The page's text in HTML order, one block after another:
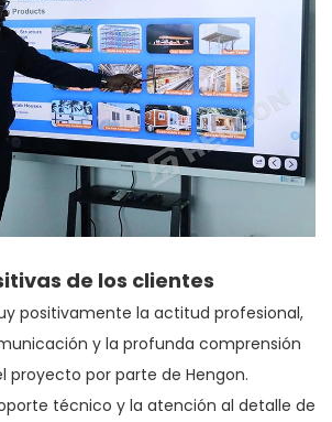
de los clientes
positivamente la actitud profesional,
y la profunda comprensión
proyecto por parte de Hengon.
técnico y la atención al detalle de